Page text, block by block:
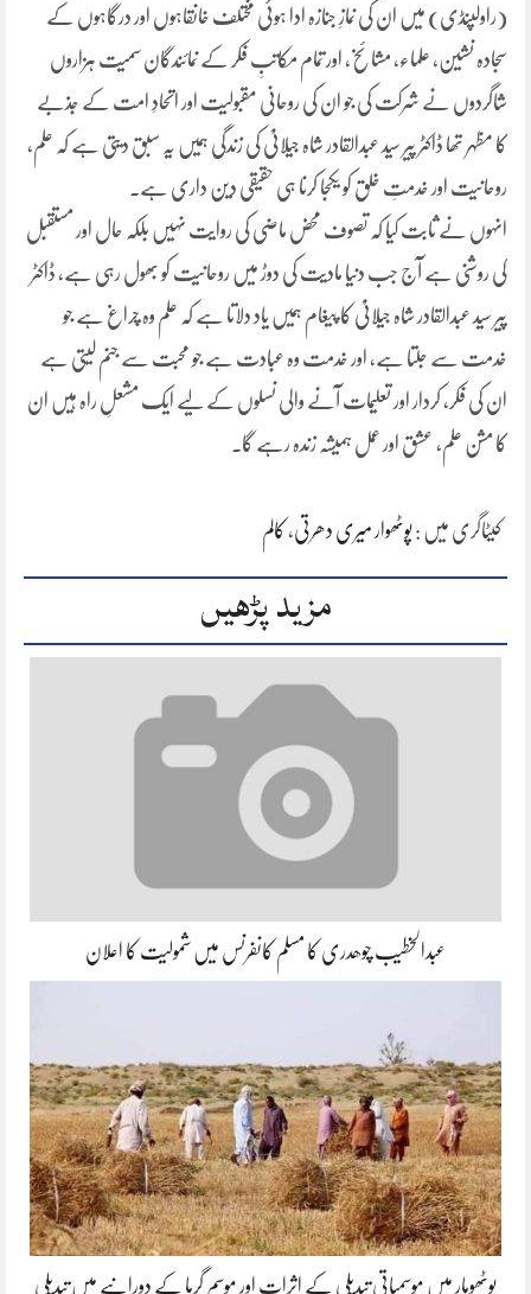
(راولپنڈی) میں ان کی نمازِ جنازہ ادا ہوئی مختلف خانقاہوں اور درگاہوں کے
سجادہ نشین، علماء، مشائخ، اور تمام مکاتبِ فکر کے نمائندگان سمیت ہزاروں
شاگردوں نے شرکت کی جو ان کی روحانی مقبولیت اور اتحادِ امت کے جذبے
کا مظہر تھا ڈاکٹر پیر سید عبدالقادر شاہ جیلانیؒ کی زندگی ہمیں یہ سبق دیتی ہے کہ علم،
روحانیت اور خدمتِ خلق کو یکجا کرنا ہی حقیقی دین داری ہے۔
انہوں نے ثابت کیا کہ تصوف محض ماضی کی روایت نہیں بلکہ حال اور مستقبل
کی روشنی ہے آج جب دنیا مادیت کی دوڑ میں روحانیت کو بھول رہی ہے، ڈاکٹر
پیر سید عبدالقادر شاہ جیلانیؒ کا پیغام ہمیں یاد دلاتا ہے کہ علم وہ چراغ ہے جو
خدمت سے جلتا ہے، اور خدمت وہ عبادت ہے جو محبت سے جنم لیتی ہے
ان کی فکر، کردار اور تعلیمات آنے والی نسلوں کے لیے ایک مشعلِ راہ ہیں ان
کا مشن علم، عشق اور عمل ہمیشہ زندہ رہے گا۔
کیٹاگری میں :پوٹھوار میری دھرتی، کالم
مزید پڑھیں
عبدالخطیب چوھدری کا مسلم کانفرنس میں شمولیت کا اعلان
پوٹھوہار میں موسمیاتی تبدیلی کے اثرات اور موسم گرما کے دورانیے میں تبدیلی